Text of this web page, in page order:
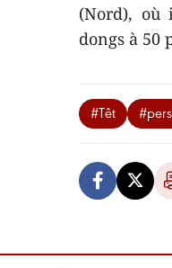
(Nord), où
dongs à 50
#Têt